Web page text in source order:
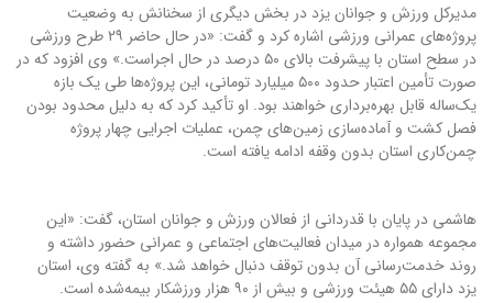
مدیرکل ورزش و جوانان یزد در بخش دیگری از سخنانش به وضعیت
پروژه‌های عمرانی ورزشی اشاره کرد و گفت: «در حال حاضر ۲۹ طرح ورزشی
در سطح استان با پیشرفت بالای ۵۰ درصد در حال اجراست.» وی افزود که در
صورت تأمین اعتبار حدود ۵۰۰ میلیارد تومانی، این پروژه‌ها طی یک بازه
یک‌ساله قابل بهره‌برداری خواهند بود. او تأکید کرد که به دلیل محدود بودن
فصل کشت و آماده‌سازی زمین‌های چمن، عملیات اجرایی چهار پروژه
چمن‌کاری استان بدون وقفه ادامه یافته است.
هاشمی در پایان با قدردانی از فعالان ورزش و جوانان استان، گفت: «این
مجموعه همواره در میدان فعالیت‌های اجتماعی و عمرانی حضور داشته و
روند خدمت‌رسانی آن بدون توقف دنبال خواهد شد.» به گفته وی، استان
یزد دارای ۵۵ هیئت ورزشی و بیش از ۹۰ هزار ورزشکار بیمه‌شده است.